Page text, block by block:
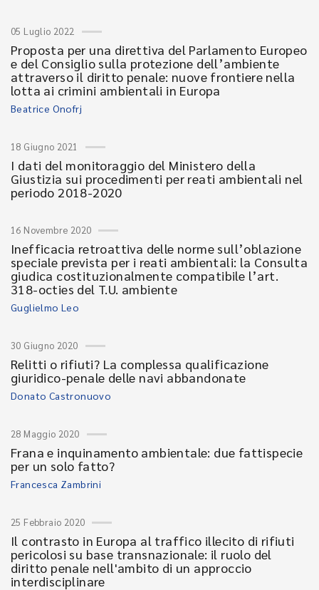
05 Luglio 2022
Proposta per una direttiva del Parlamento Europeo
e del Consiglio sulla protezione dell’ambiente
attraverso il diritto penale: nuove frontiere nella
lotta ai crimini ambientali in Europa
Beatrice Onofrj
18 Giugno 2021
I dati del monitoraggio del Ministero della
Giustizia sui procedimenti per reati ambientali nel
periodo 2018-2020
16 Novembre 2020
Inefficacia retroattiva delle norme sull’oblazione
speciale prevista per i reati ambientali: la Consulta
giudica costituzionalmente compatibile l’art.
318-octies del T.U. ambiente
Guglielmo Leo
30 Giugno 2020
Relitti o rifiuti? La complessa qualificazione
giuridico-penale delle navi abbandonate
Donato Castronuovo
28 Maggio 2020
Frana e inquinamento ambientale: due fattispecie
per un solo fatto?
Francesca Zambrini
25 Febbraio 2020
Il contrasto in Europa al traffico illecito di rifiuti
pericolosi su base transnazionale: il ruolo del
diritto penale nell'ambito di un approccio
interdisciplinare